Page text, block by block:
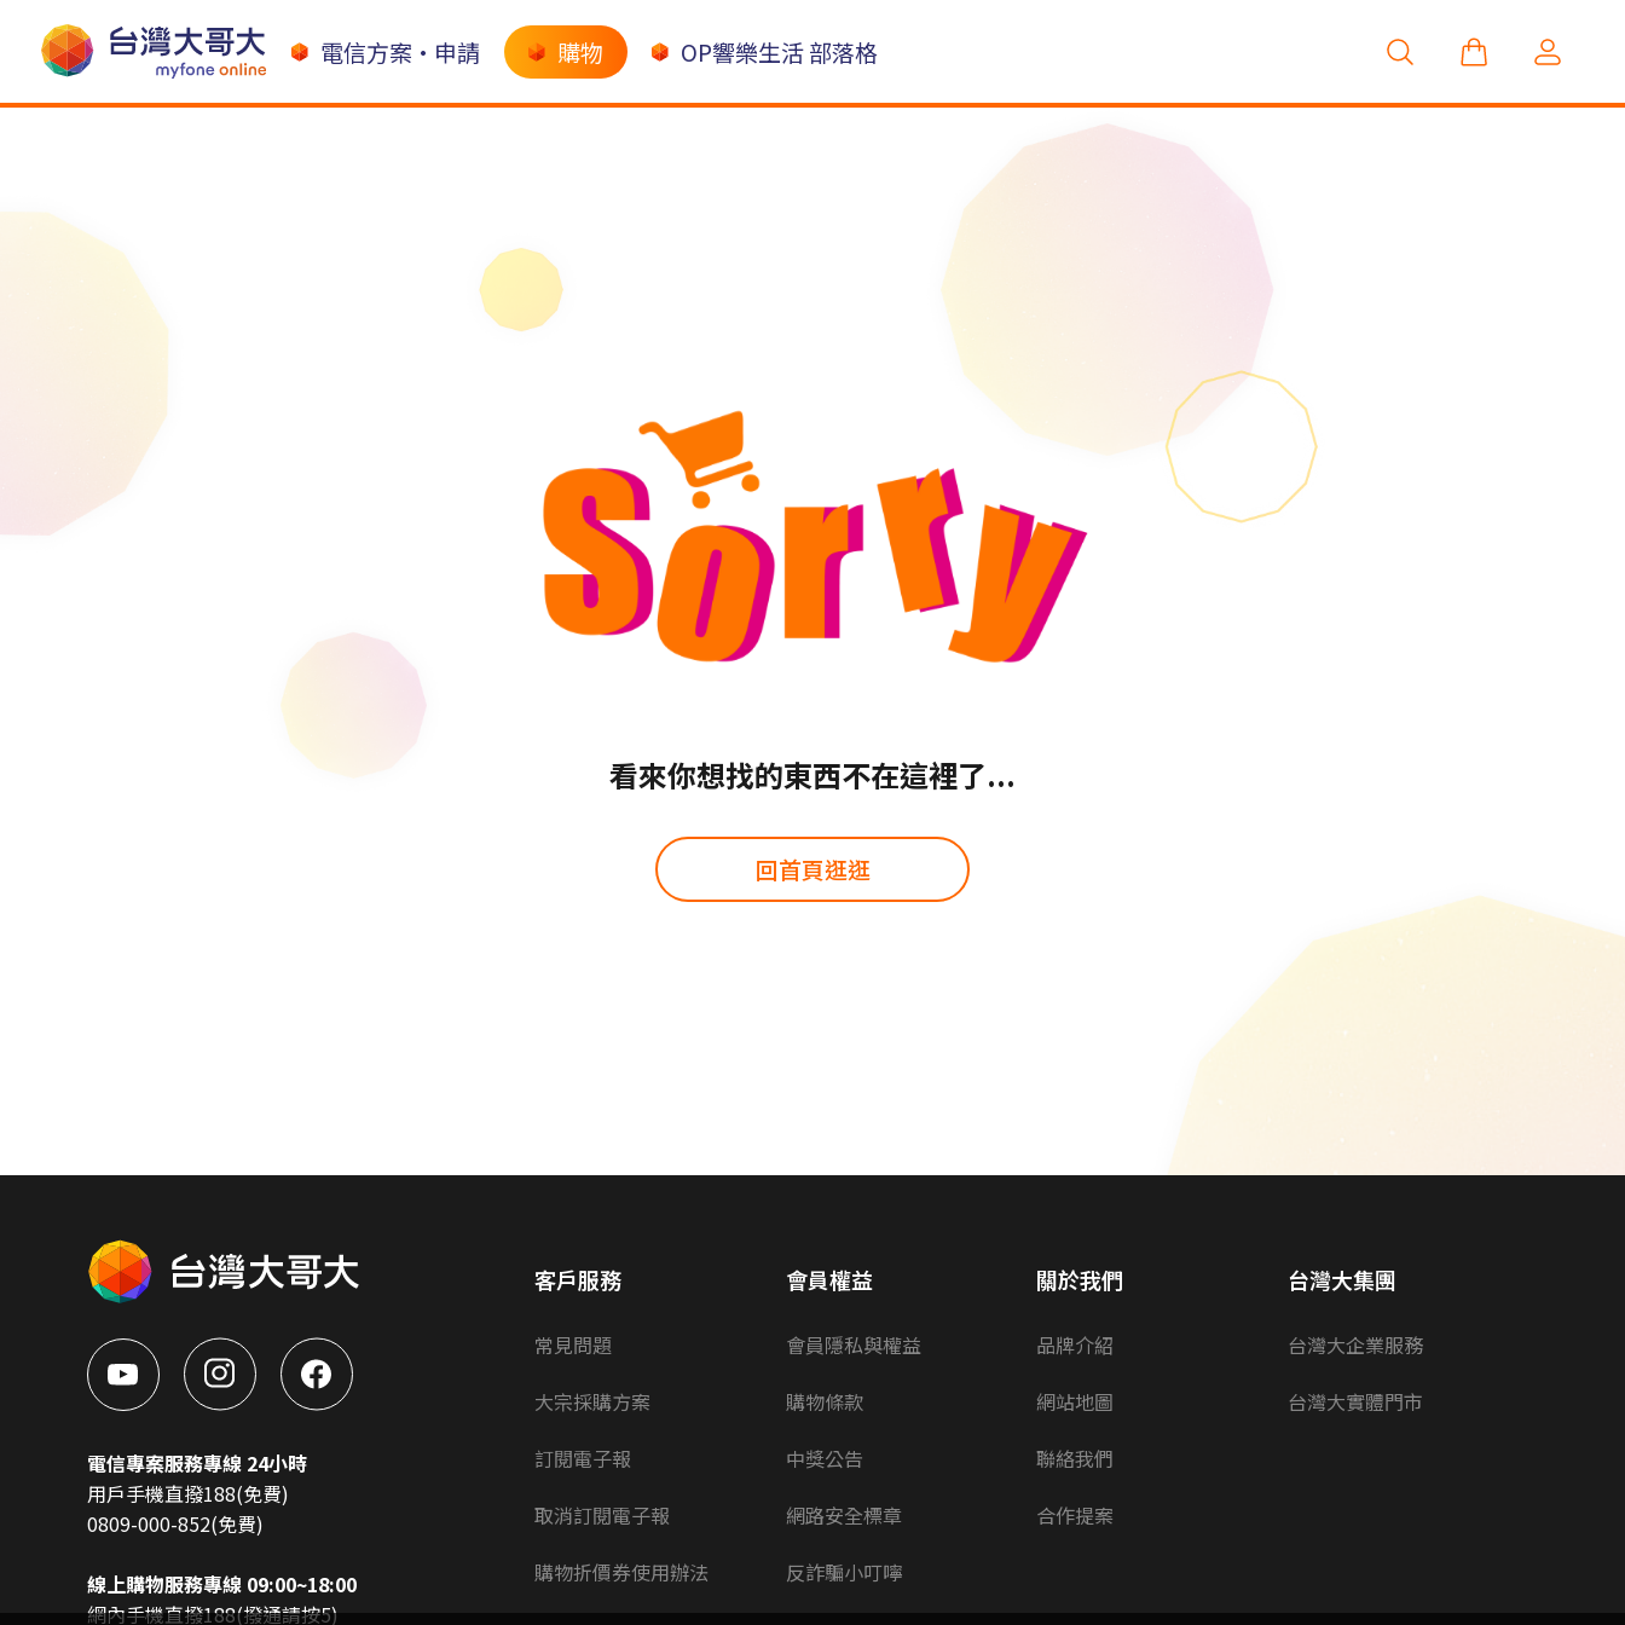
電信方案•申請 購物 OP響樂生活 部落格
看來你想找的東西不在這裡了...
回首頁逛逛
電信專案服務專線 24小時
用戶手機直撥188(免費)
0809-000-852(免費)
線上購物服務專線 09:00~18:00
網內手機直撥188(撥通請按5)
客戶服務
常見問題
大宗採購方案
訂閱電子報
取消訂閱電子報
購物折價券使用辦法
會員權益
會員隱私與權益
購物條款
中獎公告
網路安全標章
反詐騙小叮嚀
關於我們
品牌介紹
網站地圖
聯絡我們
合作提案
台灣大集團
台灣大企業服務
台灣大實體門市